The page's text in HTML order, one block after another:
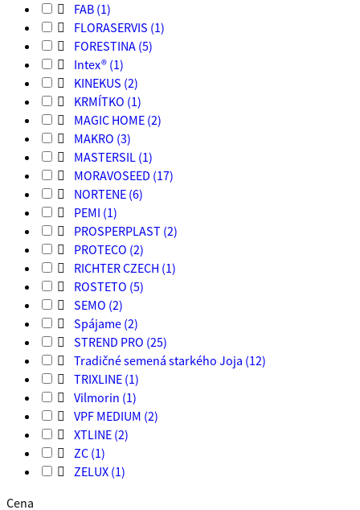

FAB (1)

FLORASERVIS (1)

FORESTINA (5)

Intex® (1)

KINEKUS (2)

KRMÍTKO (1)

MAGIC HOME (2)

MAKRO (3)

MASTERSIL (1)

MORAVOSEED (17)

NORTENE (6)

PEMI (1)

PROSPERPLAST (2)

PROTECO (2)

RICHTER CZECH (1)

ROSTETO (5)

SEMO (2)

Spájame (2)

STREND PRO (25)

Tradičné semená starkého Joja (12)

TRIXLINE (1)

Vilmorin (1)

VPF MEDIUM (2)

XTLINE (2)

ZC (1)

ZELUX (1)
Cena